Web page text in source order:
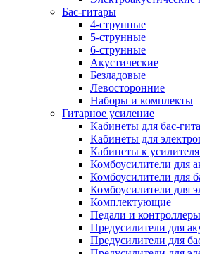
Бас-гитары
4-струнные
5-струнные
6-струнные
Акустические
Безладовые
Левосторонние
Наборы и комплекты
Гитарное усиление
Кабинеты для бас-
Кабинеты для
Кабинеты к
Комбоусилители для
Комбоусилители для
Комбоусилители для
Комплектующие
Педали и
Предусилители для
Предусилители для